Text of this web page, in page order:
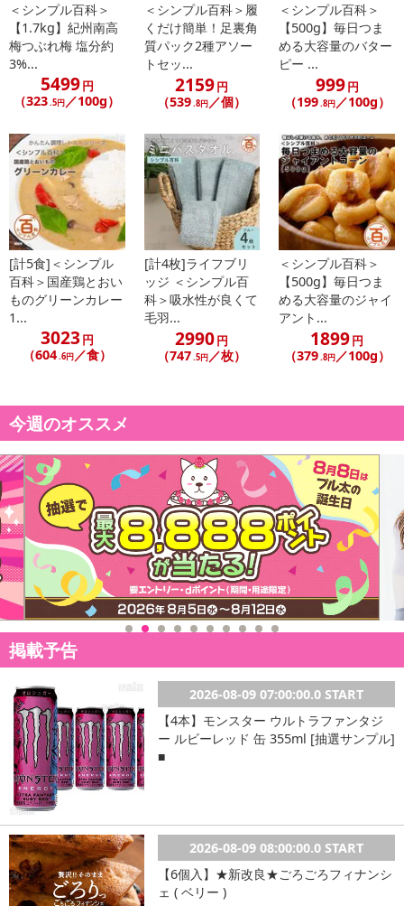
＜シンプル百科＞
【1.7kg】紀州南高
梅つぶれ梅 塩分約
3%...
5499円
（323.5円／100g）
＜シンプル百科＞履
くだけ簡単！足裏角
質パック2種アソー
トセッ...
2159円
（539.8円／個）
＜シンプル百科＞
【500g】毎日つま
める大容量のバター
ピー ...
999円
（199.8円／100g）
[計5食]＜シンプル
百科＞国産鶏とおい
ものグリーンカレー
1...
3023円
（604.6円／食）
[計4枚]ライフブリ
ッジ ＜シンプル百
科＞吸水性が良くて
毛羽...
2990円
（747.5円 ／枚）
＜シンプル百科＞
【500g】毎日つま
める大容量のジャイ
アント...
1899円
（379.8円／100g）
今週のオススメ
掲載予告
2026-08-09 07:00:00.0 START
【4本】モンスター ウルトラファンタジ
ー ルビーレッド 缶 355ml [抽選サンプル]
■
2026-08-09 08:00:00.0 START
【6個入】★新改良★ごろごろフィナンシ
ェ ( ベリー )